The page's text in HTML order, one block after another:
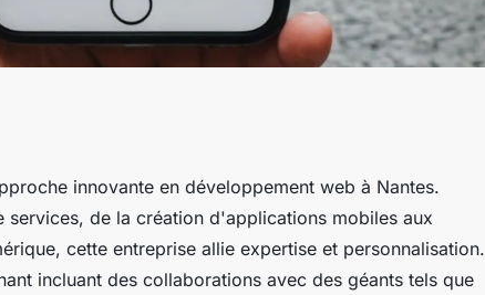
innovante en développement web à Nantes.
services, de la création d'applications mobiles aux
cette entreprise allie expertise et personnalisation.
incluant des collaborations avec des géants tels que